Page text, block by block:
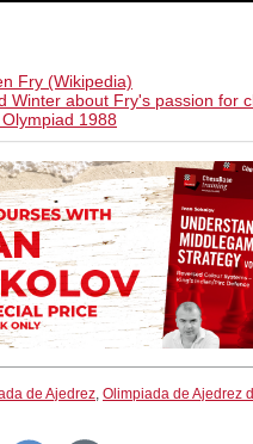
Fry (Wikipedia)
Winter about Fry's passion for
1988
de Ajedrez, Olimpiada de Ajedrez